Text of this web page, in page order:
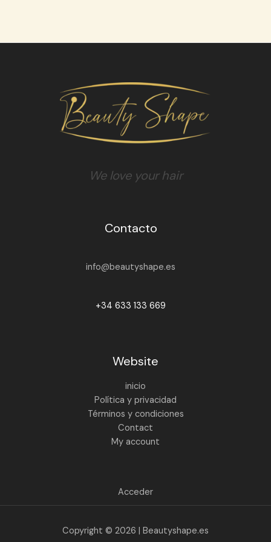
We love your hair
Contacto
info@beautyshape.es
+34 633 133 669
Website
inicio
Política y privacidad
Términos y condiciones
Contact
My account
Acceder
Copyright © 2026 | Beautyshape.es